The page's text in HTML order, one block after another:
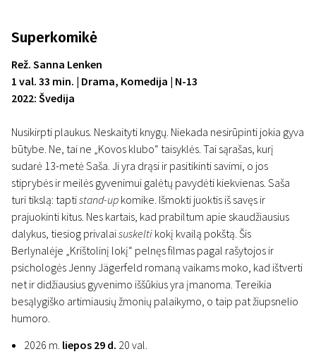
Superkomikė
Rež. Sanna Lenken
1 val. 33 min. | Drama, Komedija | N-13
2022: Švedija
Nusikirpti plaukus. Neskaityti knygų. Niekada nesirūpinti jokia gyva
būtybe. Ne, tai ne „Kovos klubo“ taisyklės. Tai sąrašas, kurį
sudarė 13-metė Saša. Ji yra drąsi ir pasitikinti savimi, o jos
stiprybės ir meilės gyvenimui galėtų pavydėti kiekvienas. Saša
turi tikslą: taptistand-up komike. Išmokti juoktis iš savęs ir
prajuokinti kitus. Nes kartais, kad prabiltum apie skaudžiausius
dalykus, tiesiog privalaisuskelti kokį kvailą pokštą. Šis
Berlynalėje „Krištolinį lokį“ pelnęs filmas pagal rašytojos ir
psichologės Jenny Jägerfeld romaną vaikams moko, kad ištverti
net ir didžiausius gyvenimo iššūkius yra įmanoma. Tereikia
besąlygiško artimiausių žmonių palaikymo, o taip pat žiupsnelio
humoro.
2026 m. liepos 29 d. 20 val.